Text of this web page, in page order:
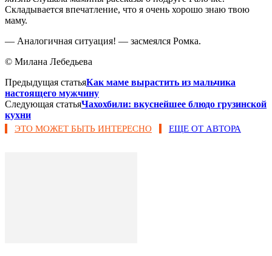
Складывается впечатление, что я очень хорошо знаю твою
маму.
— Аналогичная ситуация! — засмеялся Ромка.
© Милана Лебедьева
Предыдущая статьяКак маме вырастить из мальчика
настоящего мужчину
Следующая статьяЧахохбили: вкуснейшее блюдо грузинской
кухни
ЭТО МОЖЕТ БЫТЬ ИНТЕРЕСНО ЕЩЕ ОТ АВТОРА